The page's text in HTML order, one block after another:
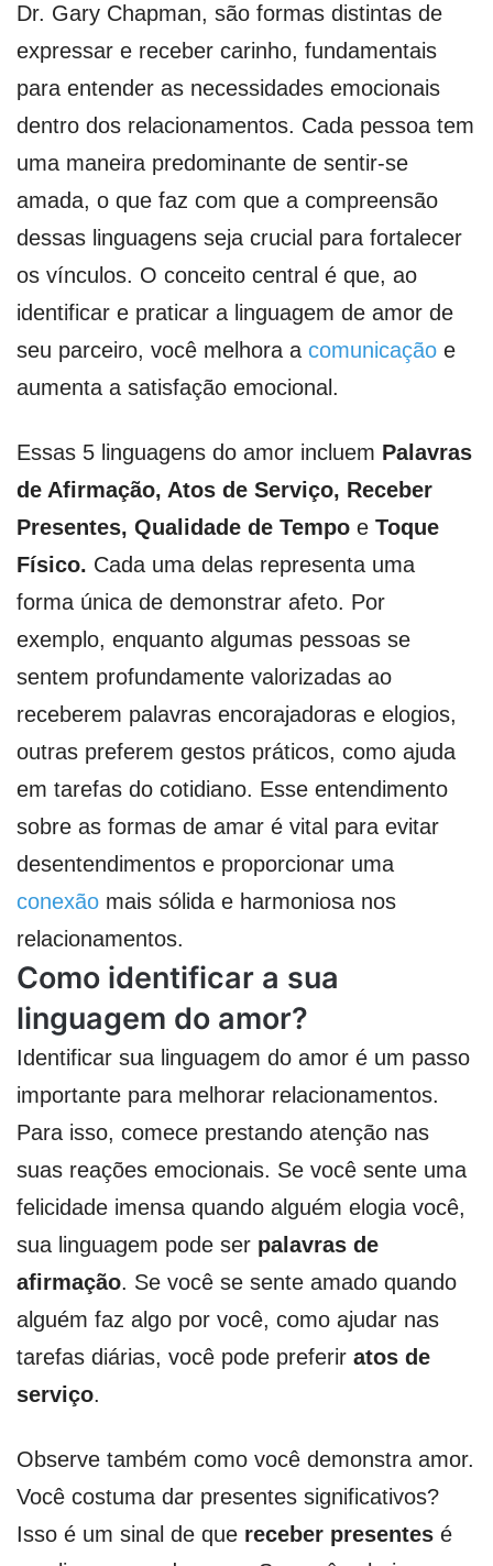
Dr. Gary Chapman, são formas distintas de
expressar e receber carinho, fundamentais
para entender as necessidades emocionais
dentro dos relacionamentos. Cada pessoa tem
uma maneira predominante de sentir-se
amada, o que faz com que a compreensão
dessas linguagens seja crucial para fortalecer
os vínculos. O conceito central é que, ao
identificar e praticar a linguagem de amor de
seu parceiro, você melhora a comunicação e
aumenta a satisfação emocional.
Essas 5 linguagens do amor incluem Palavras
de Afirmação, Atos de Serviço, Receber
Presentes, Qualidade de Tempo e Toque
Físico. Cada uma delas representa uma
forma única de demonstrar afeto. Por
exemplo, enquanto algumas pessoas se
sentem profundamente valorizadas ao
receberem palavras encorajadoras e elogios,
outras preferem gestos práticos, como ajuda
em tarefas do cotidiano. Esse entendimento
sobre as formas de amar é vital para evitar
desentendimentos e proporcionar uma
conexão mais sólida e harmoniosa nos
relacionamentos.
Como identificar a sua
linguagem do amor?
Identificar sua linguagem do amor é um passo
importante para melhorar relacionamentos.
Para isso, comece prestando atenção nas
suas reações emocionais. Se você sente uma
felicidade imensa quando alguém elogia você,
sua linguagem pode ser palavras de
afirmação. Se você se sente amado quando
alguém faz algo por você, como ajudar nas
tarefas diárias, você pode preferir atos de
serviço.
Observe também como você demonstra amor.
Você costuma dar presentes significativos?
Isso é um sinal de que receber presentes é